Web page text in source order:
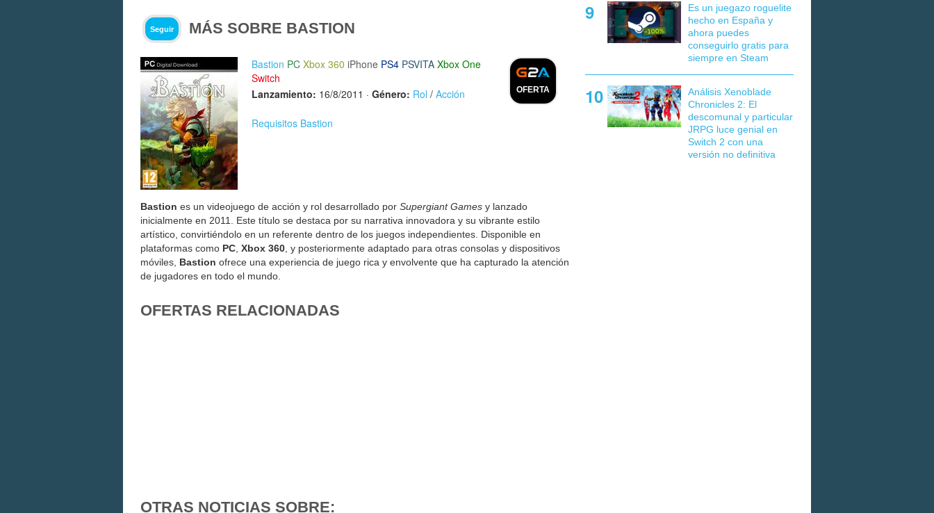
Seguir MÁS SOBRE BASTION
Bastion PC Xbox 360 iPhone PS4 PSVITA Xbox One
Switch
Lanzamiento: 16/8/2011 · Género: Rol / Acción OFERTA
Requisitos Bastion
Bastion es un videojuego de acción y rol desarrollado por Supergiant Games y lanzado
inicialmente en 2011. Este título se destaca por su narrativa innovadora y su vibrante estilo
artístico, convirtiéndolo en un referente dentro de los juegos independientes. Disponible en
plataformas como PC Xbox 360 , y posteriormente adaptado para otras consolas y dispositivos
móviles, Bastion ofrece una experiencia de juego rica y envolvente que ha capturado la atención
de jugadores en todo el mundo.
OFERTAS RELACIONADAS
OTRAS NOTICIAS SOBRE:
Es un juegazo roguelite
hecho en España y
ahora puedes
conseguirlo gratis para
siempre en Steam
Análisis Xenoblade
Chronicles 2: El
descomunal y particular
JRPG luce genial en
Switch 2 con una
versión no definitiva